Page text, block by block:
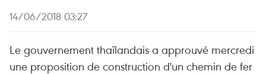
14/06/2018 03:27
Le gouvernement thaïlandais a approuvé mercredi
une proposition de construction d'un chemin de fer